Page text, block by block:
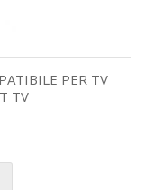
PER TV
TV